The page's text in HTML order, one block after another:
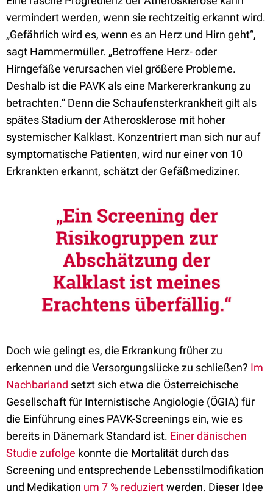
vermindert werden, wenn sie rechtzeitig erkannt wird.
„Gefährlich wird es, wenn es an Herz und Hirn geht“,
sagt Hammermüller. „Betroffene Herz- oder
Hirngefäße verursachen viel größere Probleme.
Deshalb ist die PAVK als eine Markererkrankung zu
betrachten.“ Denn die Schaufensterkrankheit gilt als
spätes Stadium der Atherosklerose mit hoher
systemischer Kalklast. Konzentriert man sich nur auf
symptomatische Patienten, wird nur einer von 10
Erkrankten erkannt, schätzt der Gefäßmediziner.
Doch wie gelingt es, die Erkrankung früher zu
erkennen und die Versorgungslücke zu schließen? Im
Nachbarland setzt sich etwa die Österreichische
Gesellschaft für Internistische Angiologie (ÖGIA) für
die Einführung eines PAVK-Screenings ein, wie es
bereits in Dänemark Standard ist. Einer dänischen
Studie zufolge konnte die Mortalität durch das
Screening und entsprechende Lebensstilmodifikation
und Medikation um 7 % reduziertwerden. Dieser Idee